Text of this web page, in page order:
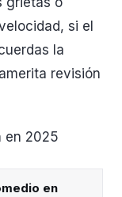
si el
la
revisión
en 2025
en